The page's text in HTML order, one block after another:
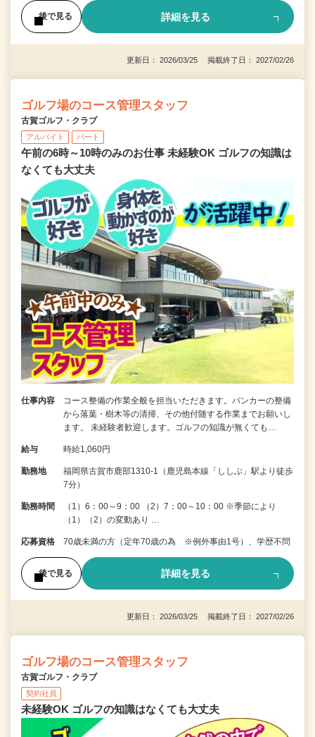
後で見る 詳細を見る
更新日： 2026/03/25 掲載終了日： 2027/02/26
ゴルフ場のコース管理スタッフ
古賀ゴルフ・クラブ
アルバイト パート
午前の6時～10時のみのお仕事 未経験OK ゴルフの知識は
なくても大丈夫
仕事内容
コース整備の作業全般を担当いただきます。バンカーの整備
から落葉・樹木等の清掃、その他付随する作業までお願いし
ます。 未経験者歓迎します。ゴルフの知識が無くても…
給与 時給1,060円
勤務地
福岡県古賀市鹿部1310-1（鹿児島本線「ししぶ」駅より徒歩
7分）
勤務時間
（1）6：00～9：00 （2）7：00～10：00 ※季節により
（1）（2）の変動あり …
応募資格 70歳未満の方（定年70歳の為 ※例外事由1号）、学歴不問
後で見る 詳細を見る
更新日： 2026/03/25 掲載終了日： 2027/02/26
ゴルフ場のコース管理スタッフ
古賀ゴルフ・クラブ
契約社員
未経験OK ゴルフの知識はなくても大丈夫